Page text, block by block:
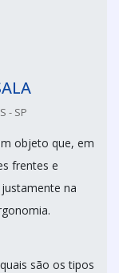
- SP
objeto que, em
frentes e
na
são os tipos